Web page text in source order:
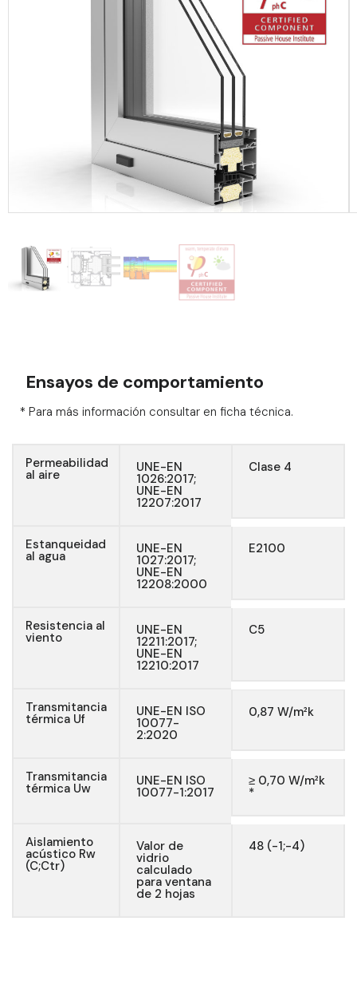
Ensayos de comportamiento
* Para más información consultar en ficha técnica.
Permeabilidad
al aire UNE-EN
1026:2017;
UNE-EN
12207:2017
Clase 4
Estanqueidad
al agua UNE-EN
1027:2017;
UNE-EN
12208:2000
E2100
Resistencia al
viento UNE-EN
12211:2017;
UNE-EN
12210:2017
C5
Transmitancia
térmica Uf UNE-EN ISO
10077-
2:2020
0,87 W/m²k
Transmitancia
térmica Uw UNE-EN ISO
10077-1:2017
≥ 0,70 W/m²k
*
Aislamiento
acústico Rw
(C;Ctr)
Valor de
vidrio
calculado
para ventana
de 2 hojas
48 (-1;-4)